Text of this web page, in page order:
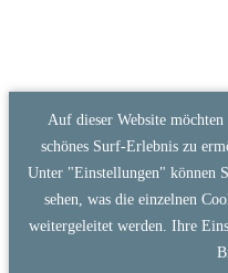
Auf dieser Website
schönes Surf-Erlebnis zu
Unter "Einstellungen" können
sehen, was die einzelnen
weitergeleitet werden. Ihre